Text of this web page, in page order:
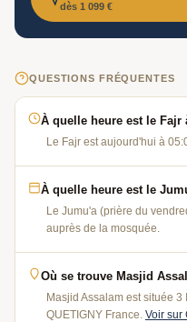
dès 1 099 €
QUESTIONS FRÉQUENTES
À quelle heure est le
Le Fajr est aujourd'hui à
À quelle heure est le
Le Jumu'a (prière du
auprès de la mosquée.
Où se trouve Masjid
Masjid Assalam est située
QUETIGNY France. Voir sur